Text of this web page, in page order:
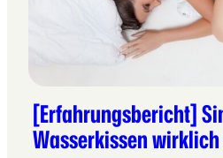
[Erfahrungsbericht]
Wasserkissen